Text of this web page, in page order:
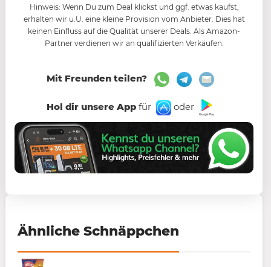
Hinweis: Wenn Du zum Deal klickst und ggf. etwas kaufst,
erhalten wir u.U. eine kleine Provision vom Anbieter. Dies hat
keinen Einfluss auf die Qualität unserer Deals. Als Amazon-
Partner verdienen wir an qualifizierten Verkäufen.
Mit Freunden teilen?
Hol dir unsere Appfür oder
Ähnliche Schnäppchen